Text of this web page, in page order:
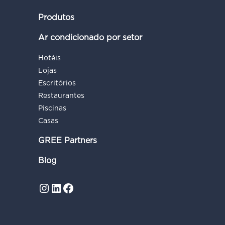
Produtos
Ar condicionado por setor
Hotéis
Lojas
Escritórios
Restaurantes
Piscinas
Casas
GREE Partners
Blog
Instagram
LinkedIn
Facebook